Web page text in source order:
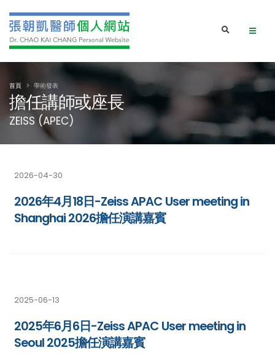
擔任講師或座長
ZEISS (APEC)
首頁 學術發表
2026-04-30
2026年4月18日-Zeiss APAC User meeting in
Shanghai 2026擔任演講嘉賓
2025-06-13
2025年6月6日-Zeiss APAC User meeting in
Seoul 2025擔任演講嘉賓